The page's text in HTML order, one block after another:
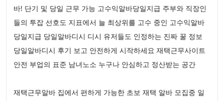
바! 단기 및 당일 근무 가능 고수익알바당일지급 주부와 직장인
들의 투잡 선호도 지표에서 늘 최상위를 고수 중인 고수익알바
당일지급 당일알바디시 디시 유저들도 인정하는 진짜 꿀 정보
당일알바디시 후기 보고 안전하게 시작하세요 재택근무사이트
안전 부업의 표준 남녀노소 누구나 안심하고 정산받는 공간
재택근무알바 집에서 편하게 가능한 초보 재택 알바 모집중 일